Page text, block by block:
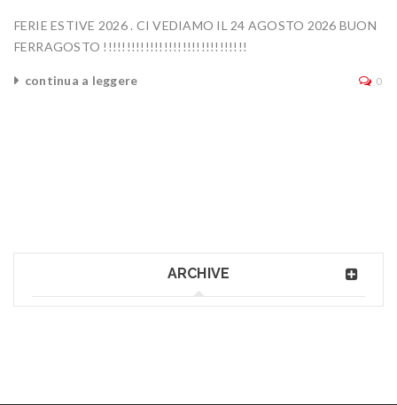
FERIE ESTIVE 2026 . CI VEDIAMO IL 24 AGOSTO 2026 BUON
FERRAGOSTO !!!!!!!!!!!!!!!!!!!!!!!!!!!!!!!
continua a leggere 0
ARCHIVE